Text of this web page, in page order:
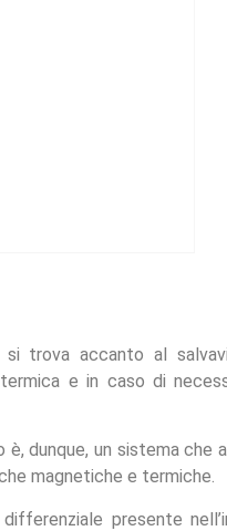
si trova accanto al
e in caso di
è, dunque, un sistema che
magnetiche e termiche.
presente